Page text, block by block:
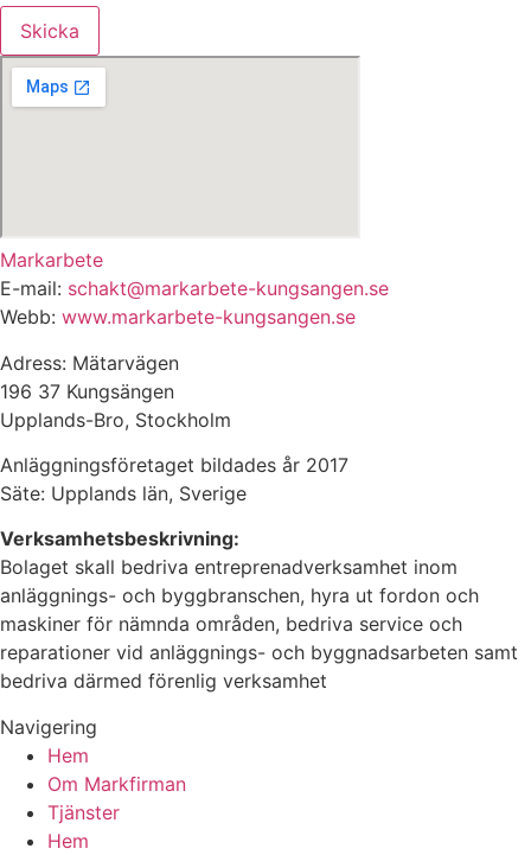
Skicka
Markarbete
E-mail: schakt@markarbete-kungsangen.se
Webb: www.markarbete-kungsangen.se
Adress: Mätarvägen
196 37 Kungsängen
Upplands-Bro, Stockholm
Anläggningsföretaget bildades år 2017
Säte: Upplands län, Sverige
Verksamhetsbeskrivning:
Bolaget skall bedriva entreprenadverksamhet inom
anläggnings- och byggbranschen, hyra ut fordon och
maskiner för nämnda områden, bedriva service och
reparationer vid anläggnings- och byggnadsarbeten samt
bedriva därmed förenlig verksamhet
Navigering
Hem
Om Markfirman
Tjänster
Hem